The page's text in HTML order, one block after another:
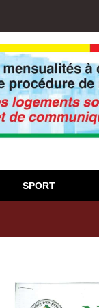
SPORT
passé de 18